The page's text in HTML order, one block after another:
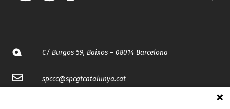
C/ Burgos 59, Baixos – 08014 Barcelona
spccc@spcgtcatalunya.cat